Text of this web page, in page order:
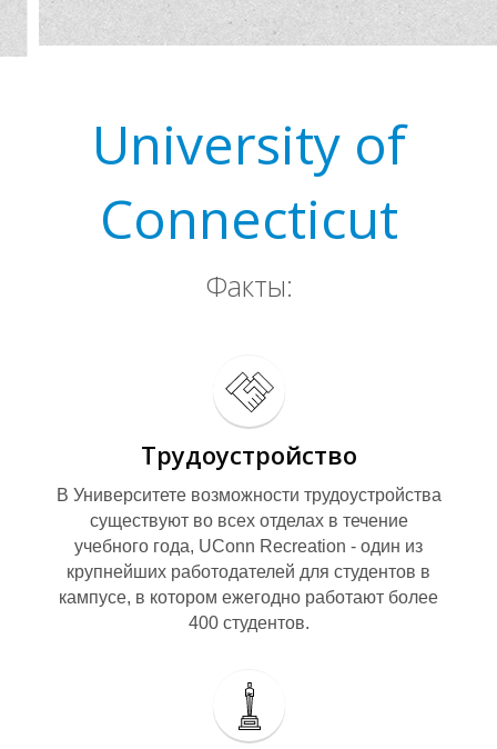
Р
University of
Connecticut
Факты:
Трудоустройство
В Университете возможности трудоустройства
существуют во всех отделах в течение
учебного года, UConn Recreation - один из
крупнейших работодателей для студентов в
кампусе, в котором ежегодно работают более
400 студентов.